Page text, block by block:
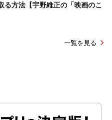
る方法【宇野維正の「映画のこ
一覧を見る